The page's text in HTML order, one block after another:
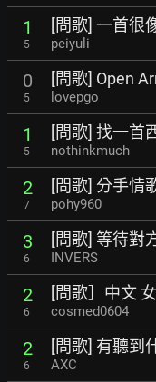
1
5
[問歌] 一首很
peiyuli
0
5
[問歌] Open
lovepgo
1
5
[問歌] 找一首
nothinkmuch
2
7
[問歌] 分手情
pohy960
3
6
[問歌] 等待對
INVERS
2
6
[問歌］中文
cosmed0604
2
6
[問歌] 有聽到
AXC